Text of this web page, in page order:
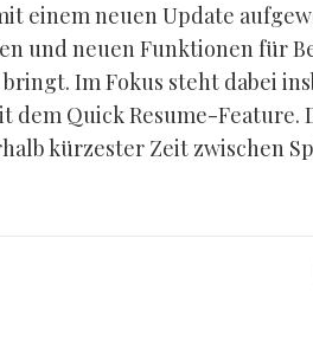
einem neuen Update
und neuen Funktionen für
Im Fokus steht dabei
Quick Resume-Feature.
kürzester Zeit zwischen